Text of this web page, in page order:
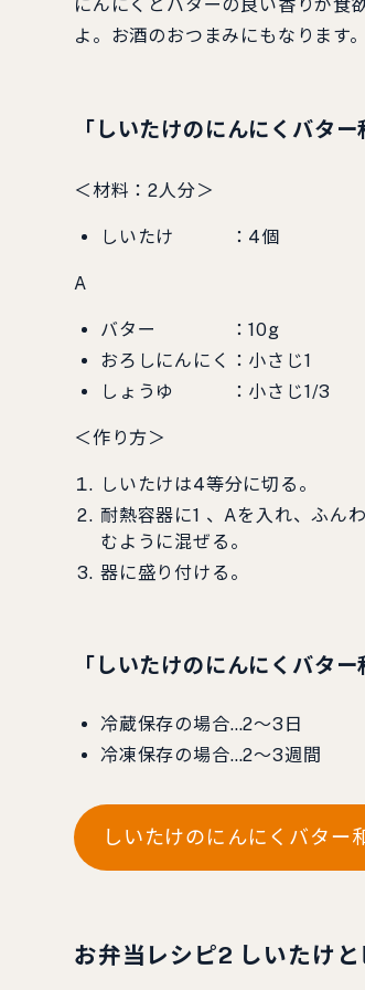
にんにくとバターの良い香りが食
よ。お酒のおつまみにもなります。
「しいたけのにんにくバタ
＜材料：2人分＞
しいたけ ：4個
A
バター ：10g
おろしにんにく：小さじ1
しょうゆ ：小さじ1/3
＜作り方＞
しいたけは4等分に切る。
耐熱容器に1 、Aを入れ、ふん
むように混ぜる。
器に盛り付ける。
「しいたけのにんにくバタ
冷蔵保存の場合…2～3日
冷凍保存の場合…2～3週間
しいたけのにんにくバター
お弁当レシピ2 しいたけ